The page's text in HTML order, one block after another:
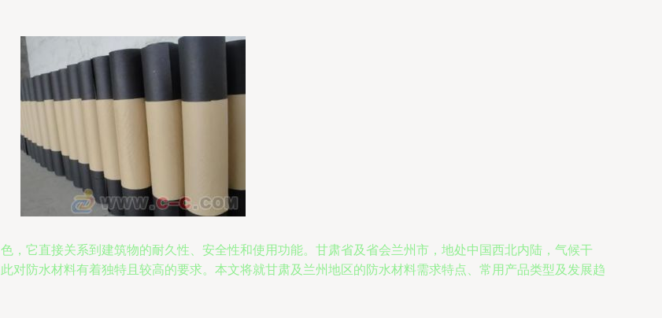
，它直接关系到建筑物的耐久性、安全性和使用功能。甘肃省及省会兰州市，地处中国西北内陆，气候干
对防水材料有着独特且较高的要求。本文将就甘肃及兰州地区的防水材料需求特点、常用产品类型及发展趋